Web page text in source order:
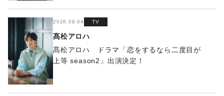
2026.08.04 TV
髙松アロハ
髙松アロハ ドラマ「恋をするなら二度目が
上等 season2」出演決定！